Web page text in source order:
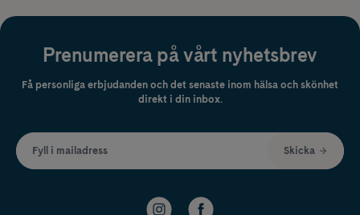
Prenumerera på vårt nyhetsbrev
Få personliga erbjudanden och det senaste inom hälsa och skönhet
direkt i din inbox.
Fyll i mailadress Skicka